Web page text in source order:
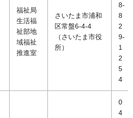
福祉局
生活福
祉部地
域福祉
推進室
さいたま市浦和
区常盤6-4-4
（さいたま市役
所）
8-
8
2
9-
1
2
5
4
0
4